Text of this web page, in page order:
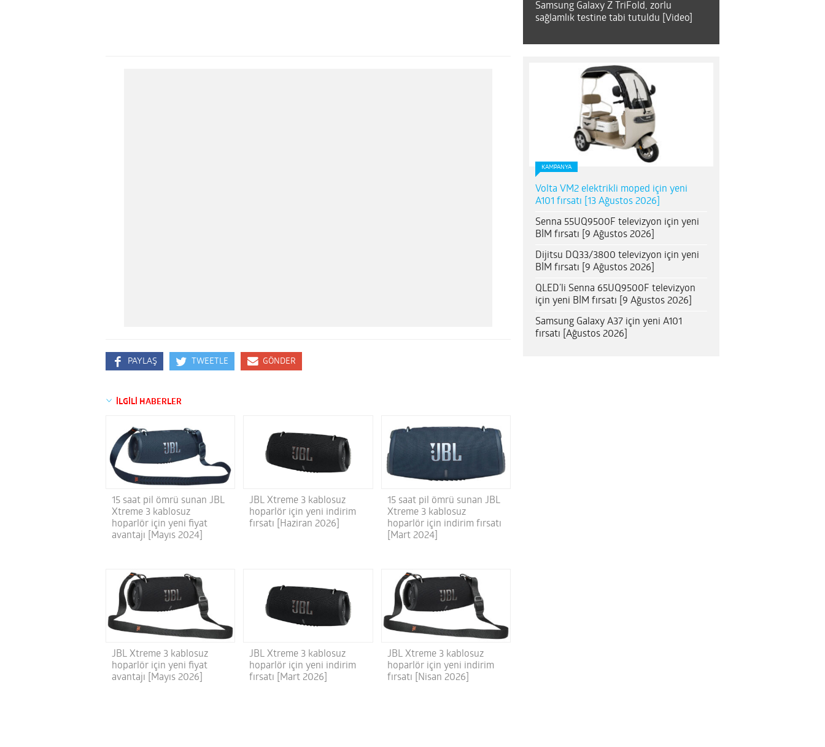
PAYLAŞ TWEETLE GÖNDER
İLGİLİ HABERLER
15 saat pil ömrü sunan JBL
Xtreme 3 kablosuz
hoparlör için yeni fiyat
avantajı [Mayıs 2024]
JBL Xtreme 3 kablosuz
hoparlör için yeni indirim
fırsatı [Haziran 2026]
15 saat pil ömrü sunan JBL
Xtreme 3 kablosuz
hoparlör için indirim fırsatı
[Mart 2024]
JBL Xtreme 3 kablosuz
hoparlör için yeni fiyat
avantajı [Mayıs 2026]
JBL Xtreme 3 kablosuz
hoparlör için yeni indirim
fırsatı [Mart 2026]
JBL Xtreme 3 kablosuz
hoparlör için yeni indirim
fırsatı [Nisan 2026]
Samsung Galaxy Z TriFold, zorlu
sağlamlık testine tabi tutuldu [Video]
KAMPANYA
Volta VM2 elektrikli moped için yeni
A101 fırsatı [13 Ağustos 2026]
Senna 55UQ9500F televizyon için yeni
BİM fırsatı [9 Ağustos 2026]
Dijitsu DQ33/3800 televizyon için yeni
BİM fırsatı [9 Ağustos 2026]
QLED’li Senna 65UQ9500F televizyon
için yeni BİM fırsatı [9 Ağustos 2026]
Samsung Galaxy A37 için yeni A101
fırsatı [Ağustos 2026]